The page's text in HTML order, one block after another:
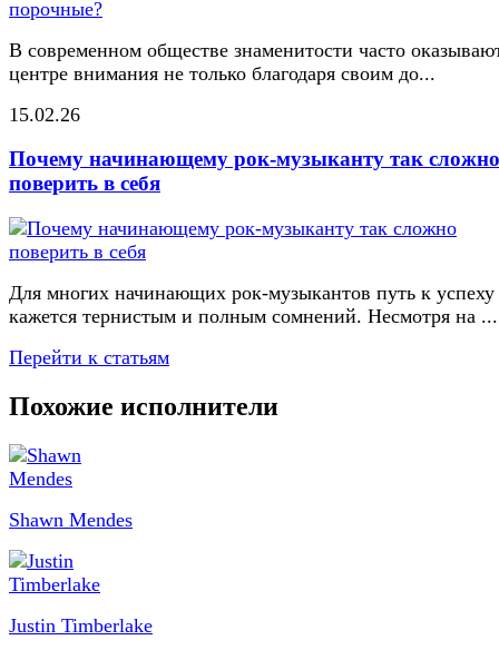
В современном обществе знаменитости часто
центре внимания не только благодаря своим до...
15.02.26
Почему начинающему рок-музыканту так сложно
поверить в себя
Для многих начинающих рок-музыкантов путь к успеху
кажется тернистым и полным сомнений. Несмотря на ...
Перейти к статьям
Похожие исполнители
Shawn Mendes
Justin Timberlake